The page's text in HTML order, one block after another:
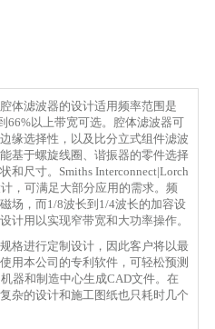
体滤波器的设计适用频率范围是
66%以上带宽可选。腔体滤波器可
缘选择性，以及比分立式组件滤波
基于螺旋线圈、谐振器的零件选择
和尺寸。Smiths Interconnect|Lorch
，可满足大部分应用的需求。频
场，而1/8波长到1/4波长的加容设
计用以实现窄带宽和大功率操作。
格进行定制设计，因此客户将以最
用本公司的专利软件，可轻松预测
器和制造中心生成CAD文件。在
杂的设计和施工图纸也只耗时几个